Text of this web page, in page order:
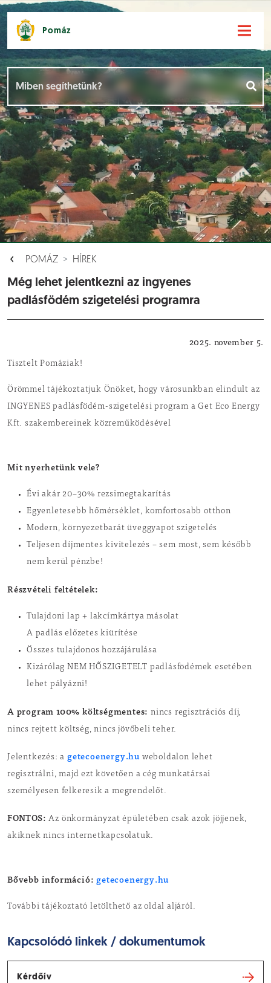
Pomáz
POMÁZ HÍREK
Még lehet jelentkezni az ingyenes
padlásfödém szigetelési programra
2025. november 5.
Tisztelt Pomáziak!
Örömmel tájékoztatjuk Önöket, hogy városunkban elindult az
INGYENES padlásfödém-szigetelési program a Get Eco Energy
Kft. szakembereinek közreműködésével
Mit nyerhetünk vele?
Évi akár 20–30% rezsimegtakarítás
Egyenletesebb hőmérséklet, komfortosabb otthon
Modern, környezetbarát üveggyapot szigetelés
Teljesen díjmentes kivitelezés – sem most, sem később
nem kerül pénzbe!
Részvételi feltételek:
Tulajdoni lap + lakcímkártya másolat
A padlás előzetes kiürítése
Összes tulajdonos hozzájárulása
Kizárólag NEM HŐSZIGETELT padlásfödémek esetében
lehet pályázni!
A program 100% költségmentes: nincs regisztrációs díj,
nincs rejtett költség, nincs jövőbeli teher.
Jelentkezés: a getecoenergy.hu weboldalon lehet
regisztrálni, majd ezt követően a cég munkatársai
személyesen felkeresik a megrendelőt.
FONTOS: Az önkormányzat épületében csak azok jöjjenek,
akiknek nincs internetkapcsolatuk.
Bővebb információ:getecoenergy.hu
További tájékoztató letölthető az oldal aljáról.
Kapcsolódó linkek / dokumentumok
Kérdőív
Események []
Dokumentumok [ ]
Aloldalak []